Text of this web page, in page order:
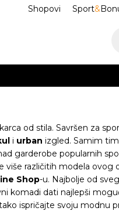
Shopovi Sport&
VIŠE
12 rata. POGLEDAJ VIŠE
od stila. Savršen za
i urban izgled. Samim
garderobe popularnih
različitih modela ovog
Shop-u. Najbolje od
komadi dati najlepši
ispričajte svoju modnu